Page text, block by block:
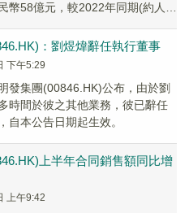
幣58億元，較2022年同期(約人民
：劉煜煒辭任執行董事
下午5:29
發集團(00846.HK)公布，由於劉
時間於彼之其他業務，彼已辭任
自本公告日期起生效。
上半年合同銷售額同比增
上午9:42